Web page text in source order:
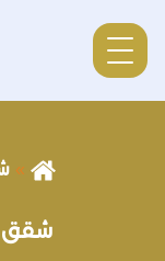
شقق